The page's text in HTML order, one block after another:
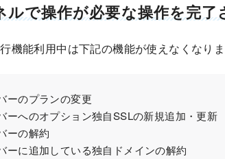
ルで操作が必要な操作を完了
機能利用中は下記の機能が使えなくなりま
ーのプランの変更
ーへのオプション独自SSLの新規追加・更新
ーの解約
ーに追加している独自ドメインの解約